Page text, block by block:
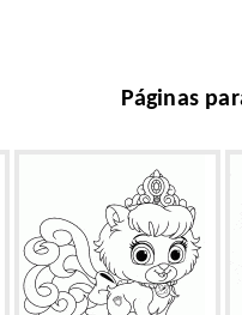
Páginas